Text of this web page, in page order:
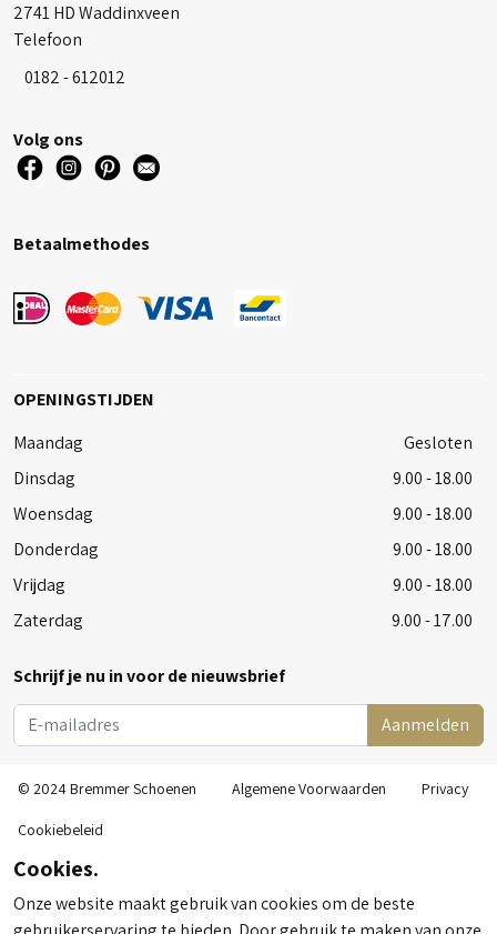
2741 HD Waddinxveen
Telefoon
0182 - 612012
Volg ons
Betaalmethodes
OPENINGSTIJDEN
Maandag
Gesloten
Dinsdag
9.00 - 18.00
Woensdag
9.00 - 18.00
Donderdag
9.00 - 18.00
Vrijdag
9.00 - 18.00
Zaterdag
9.00 - 17.00
Schrijf je nu in voor de nieuwsbrief
Aanmelden
© 2024 Bremmer Schoenen Algemene Voorwaarden Privacy
Cookiebeleid
Cookies.
Onze website maakt gebruik van cookies om de beste